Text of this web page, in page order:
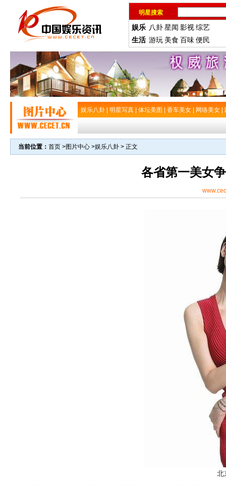
明星搜索
娱乐 八卦星闻 影视综艺
生活 游玩 美食 百味便民
娱乐八卦 明星写真 体坛美图 香车美女 网络美女
当前位置： 首页 >图片中心 >娱乐八卦 > 正文
各省第一美女